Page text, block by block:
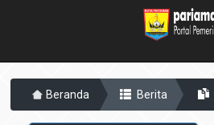
Beranda Berita